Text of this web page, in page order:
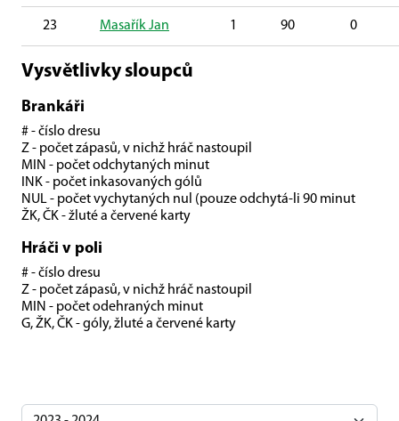
23 Masařík Jan 1 90 0
Vysvětlivky sloupců
Brankáři
# - číslo dresu
Z - počet zápasů, v nichž hráč nastoupil
MIN - počet odchytaných minut
INK - počet inkasovaných gólů
NUL - počet vychytaných nul (pouze odchytá-li 90 minut
ŽK, ČK - žluté a červené karty
Hráči v poli
# - číslo dresu
Z - počet zápasů, v nichž hráč nastoupil
MIN - počet odehraných minut
G, ŽK, ČK - góly, žluté a červené karty